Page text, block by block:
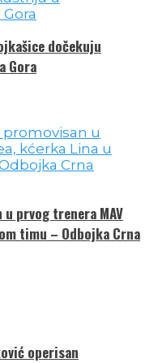
dočekuju
Gora
prvog trenera MAV
timu – Odbojka Crna
operisan